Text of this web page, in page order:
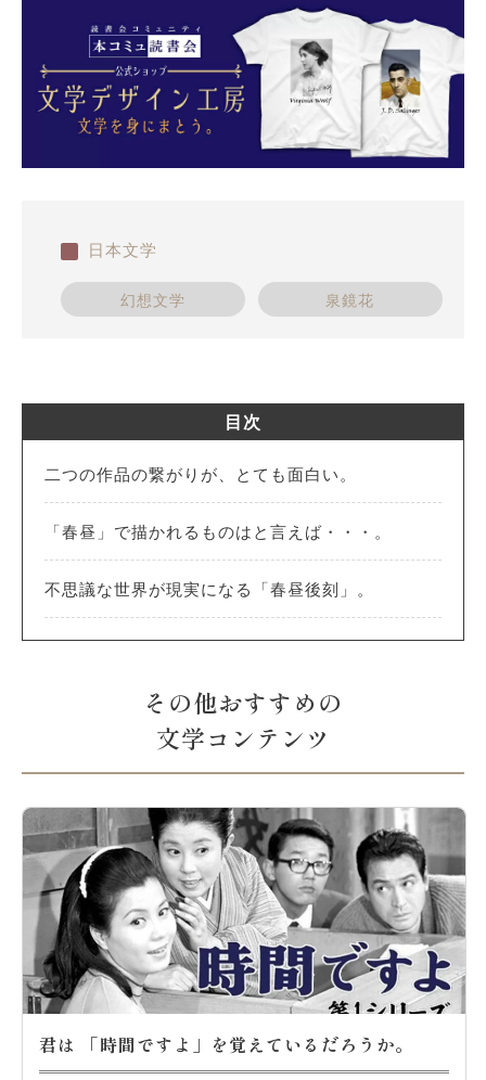
日本文学
幻想文学 泉鏡花
目次
二つの作品の繋がりが、とても面白い。
「春昼」で描かれるものはと言えば・・・。
不思議な世界が現実になる「春昼後刻」。
その他おすすめの
文学コンテンツ
君は 「時間ですよ」を覚えているだろうか。